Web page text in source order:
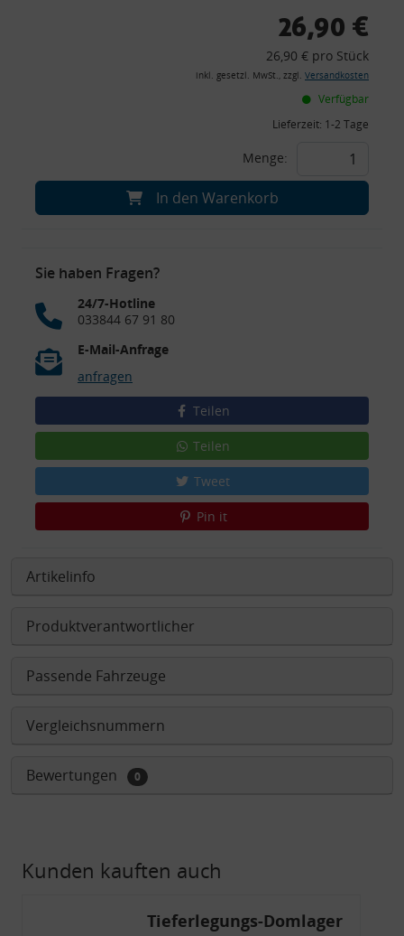
26,90 €
26,90 € pro Stück
inkl. gesetzl. MwSt., zzgl. Versandkosten
Verfügbar
Lieferzeit: 1-2 Tage
Menge:
In den Warenkorb
Sie haben Fragen?
24/7-Hotline
033844 67 91 80
E-Mail-Anfrage
anfragen
Teilen
Teilen
Tweet
Pin it
Artikelinfo
Produktverantwortlicher
Passende Fahrzeuge
Vergleichsnummern
Bewertungen 0
Kunden kauften auch
Tieferlegungs-Domlager